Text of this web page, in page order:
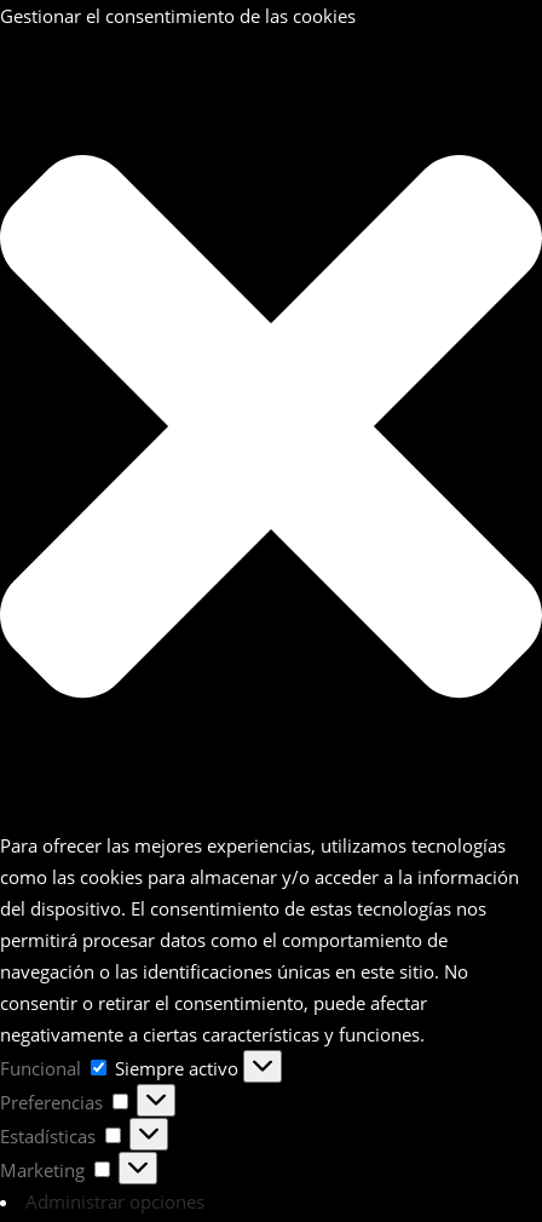
Gestionar el consentimiento de las cookies
Para ofrecer las mejores experiencias, utilizamos tecnologías
como las cookies para almacenar y/o acceder a la información
del dispositivo. El consentimiento de estas tecnologías nos
permitirá procesar datos como el comportamiento de
navegación o las identificaciones únicas en este sitio. No
consentir o retirar el consentimiento, puede afectar
negativamente a ciertas características y funciones.
Funcional
Funcional
Siempre activo
Preferencias
Preferencias
Estadísticas
Estadísticas
Marketing
Marketing
Administrar opciones